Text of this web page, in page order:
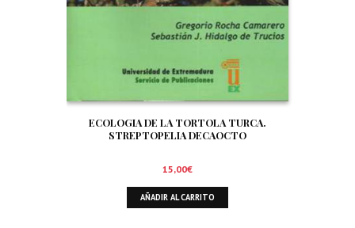
ECOLOGIA DE LA TORTOLA TURCA.
STREPTOPELIA DECAOCTO
15,00€
AÑADIR AL CARRITO